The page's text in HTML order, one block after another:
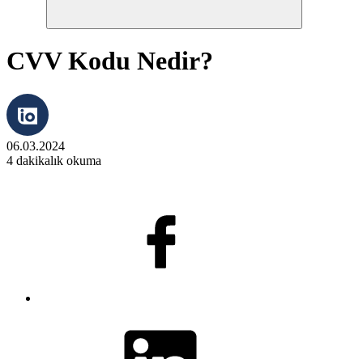
CVV Kodu Nedir?
06.03.2024
4 dakikalık okuma